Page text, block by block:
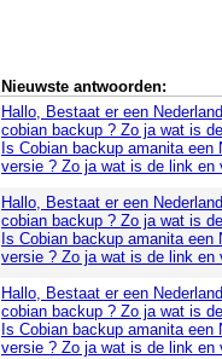
Nieuwste antwoorden:
Hallo, Bestaat er een
cobian backup ? Zo ja wat is
Is Cobian backup amanita een
versie ? Zo ja wat is de link en
Hallo, Bestaat er een
cobian backup ? Zo ja wat is
Is Cobian backup amanita een
versie ? Zo ja wat is de link en
Hallo, Bestaat er een
cobian backup ? Zo ja wat is
Is Cobian backup amanita een
versie ? Zo ja wat is de link en